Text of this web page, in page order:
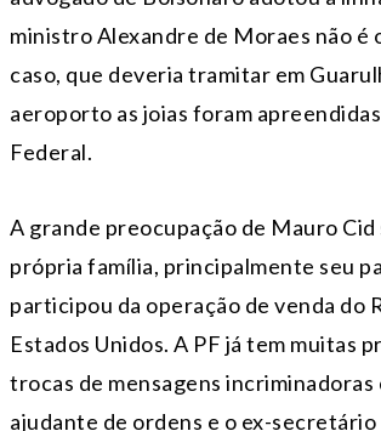
ministro Alexandre de Moraes não é
caso, que deveria tramitar em
aeroporto as joias foram
Federal.
A grande preocupação de Mauro Cid
própria família, principalmente seu
participou da operação de venda do
Estados Unidos. A PF já tem muitas
trocas de mensagens incriminadoras
ajudante de ordens e o ex-secretário